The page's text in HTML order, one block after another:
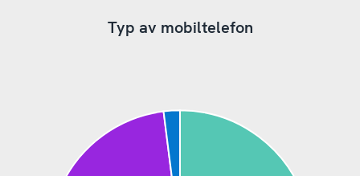
Typ av mobiltelefon